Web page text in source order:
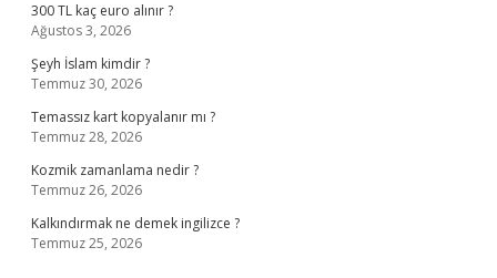
300 TL kaç euro alınır ?
Ağustos 3, 2026
Şeyh İslam kimdir ?
Temmuz 30, 2026
Temassız kart kopyalanır mı ?
Temmuz 28, 2026
Kozmik zamanlama nedir ?
Temmuz 26, 2026
Kalkındırmak ne demek ingilizce ?
Temmuz 25, 2026